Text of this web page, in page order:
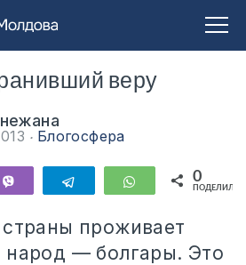
веру
Блогосфера
Telegram WhatsApp
0
проживает
народ — болгары. Это